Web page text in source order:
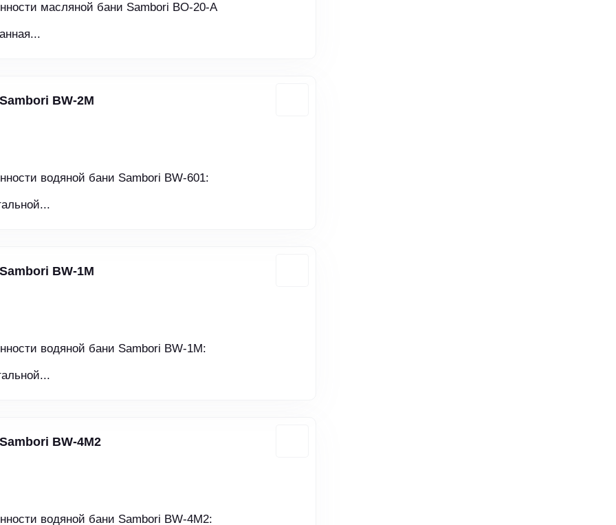
масляной бани Sambori BO-20-A
BW-2M
водяной бани Sambori BW-601:
BW-1M
водяной бани Sambori BW-1M:
BW-4M2
водяной бани Sambori BW-4M2: